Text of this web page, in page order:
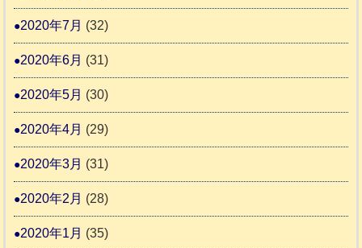
2020年7月 (32)
2020年6月 (31)
2020年5月 (30)
2020年4月 (29)
2020年3月 (31)
2020年2月 (28)
2020年1月 (35)